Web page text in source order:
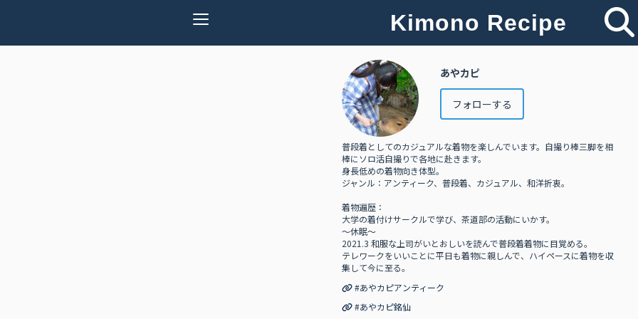
Kimono Recipe
あやカピ
フォローする
普段着としてのカジュアルな着物を楽しんでいます。自撮り棒三脚を相
棒にソロ活自撮りで各地に赴きます。
身長低めの着物向き体型。
ジャンル：アンティーク、普段着、カジュアル、和洋折衷。
着物遍歴：
大学の着付けサークルで学び、茶道部の活動にいかす。
〜休眠〜
2021.3 和服な上司がいとおしいを読んで普段着着物に目覚める。
テレワークをいいことに平日も着物に親しんで、ハイペースに着物を収
集して今に至る。
#あやカピアンティーク
#あやカピ銘仙